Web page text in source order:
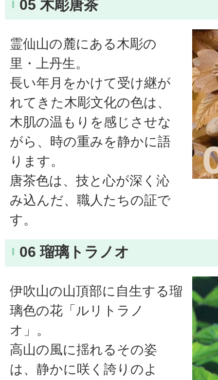
05 木彫唐茶
霊仙山の麓にある木彫の
里・上丹生。
長い年月をかけて受け継が
れてきた木彫文化の色は、
木肌の温もりを感じさせな
がら、時の重みを静かに語
ります。
唐茶色は、技と心が深く沁
み込んだ、職人たちの証で
す。
06 瑠璃トラノオ
伊吹山の山頂部に自生する瑠
璃色の花「ルリトラノ
オ」。
高山の風に揺れるその姿
は、静かに咲く誇りのよ